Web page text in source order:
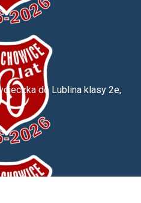
do Lublina klasy 2e,